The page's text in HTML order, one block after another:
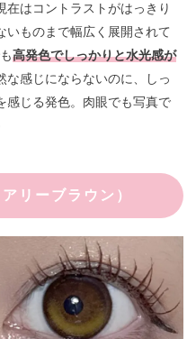
はコントラストがはっきり
いものまで幅広く展開されて
高発色でしっかりと水光感が
な感じにならないのに、しっ
感じる発色。肉眼でも写真で
リーブラウン）